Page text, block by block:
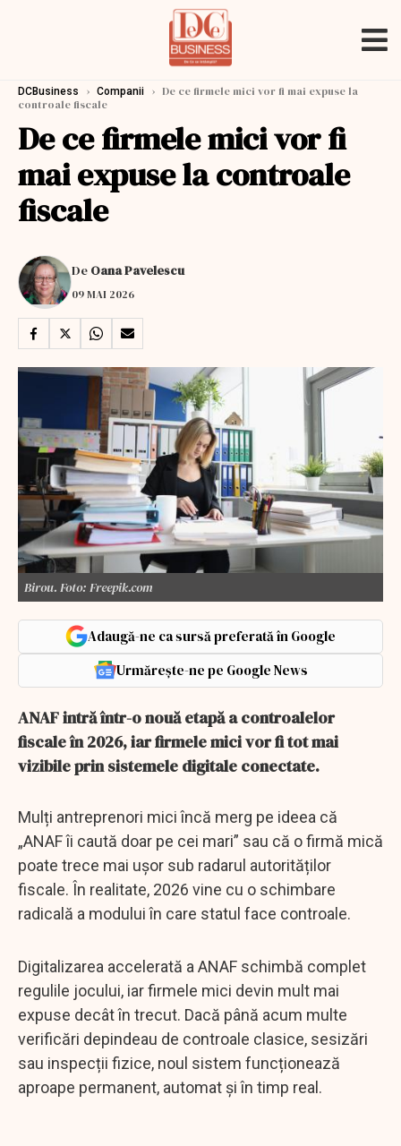
DCBusiness › Companii › De ce firmele mici vor fi mai expuse la
controale fiscale
De ce firmele mici vor fi
mai expuse la controale
fiscale
De Oana Pavelescu
09 MAI 2026
Birou. Foto: Freepik.com
Adaugă-ne ca sursă preferată în Google
Urmărește-ne pe Google News
ANAF intră într-o nouă etapă a controalelor
fiscale în 2026, iar firmele mici vor fi tot mai
vizibile prin sistemele digitale conectate.
Mulți antreprenori mici încă merg pe ideea că
„ANAF îi caută doar pe cei mari” sau că o firmă mică
poate trece mai ușor sub radarul autorităților
fiscale. În realitate, 2026 vine cu o schimbare
radicală a modului în care statul face controale.
Digitalizarea accelerată a ANAF schimbă complet
regulile jocului, iar firmele mici devin mult mai
expuse decât în trecut. Dacă până acum multe
verificări depindeau de controale clasice, sesizări
sau inspecții fizice, noul sistem funcționează
aproape permanent, automat și în timp real.